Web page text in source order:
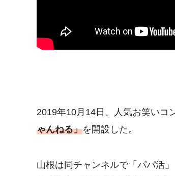
2019年10月14日、人気お笑いコ
ゃんねる」を開設した。
山根は同チャンネルで「パパ活